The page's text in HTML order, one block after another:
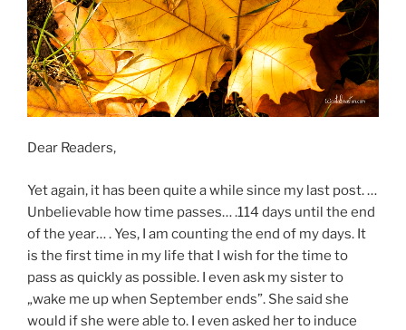
Dear Readers,
Yet again, it has been quite a while since my last post. …
Unbelievable how time passes… .114 days until the end
of the year… . Yes, I am counting the end of my days. It
is the first time in my life that I wish for the time to
pass as quickly as possible. I even ask my sister to
„wake me up when September ends”. She said she
would if she were able to. I even asked her to induce